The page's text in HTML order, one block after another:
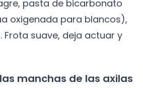
pasta de bicarbonato
oxigenada para blancos),
Frota suave, deja actuar y
manchas de las axilas